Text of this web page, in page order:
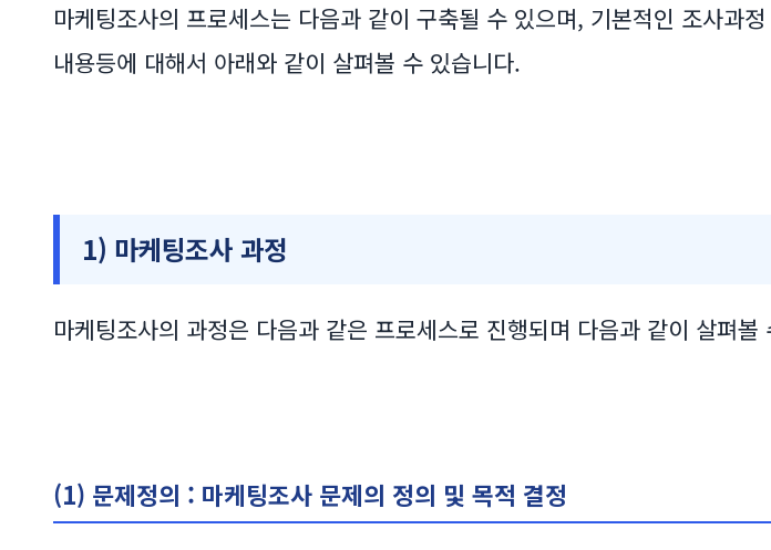
마케팅조사의 프로세스는 다음과 같이 구축될 수 있으며, 기본적인 조사과
내용등에 대해서 아래와 같이 살펴볼 수 있습니다.
1) 마케팅조사 과정
마케팅조사의 과정은 다음과 같은 프로세스로 진행되며 다음과 같이 살펴볼
(1) 문제정의 : 마케팅조사 문제의 정의 및 목적 결정